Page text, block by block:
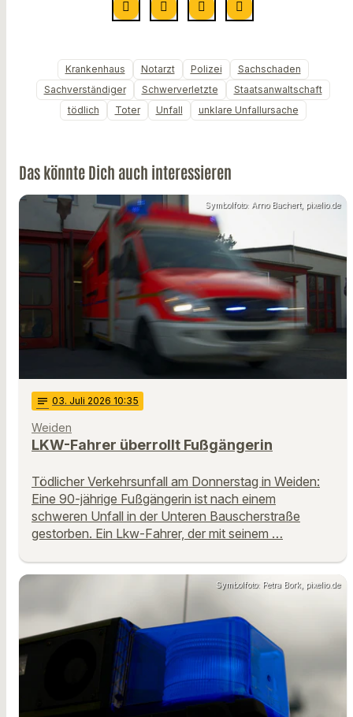
Krankenhaus Notarzt Polizei
Sachschaden
Sachverständiger
Schwerverletzte
Staatsanwaltschaft
tödlich
Toter Unfall unklare Unfallursache
Das könnte Dich auch interessieren
Symbolfoto: Arno Bachert, pixelio.de
notes 03. Juli 2026 10:35
Weiden
LKW-Fahrer überrollt Fußgängerin
Tödlicher Verkehrsunfall am Donnerstag in Weiden:
Eine 90-jährige Fußgängerin ist nach einem
schweren Unfall in der Unteren Bauscherstraße
gestorben. Ein Lkw-Fahrer, der mit seinem …
Symbolfoto: Petra Bork, pixelio.de